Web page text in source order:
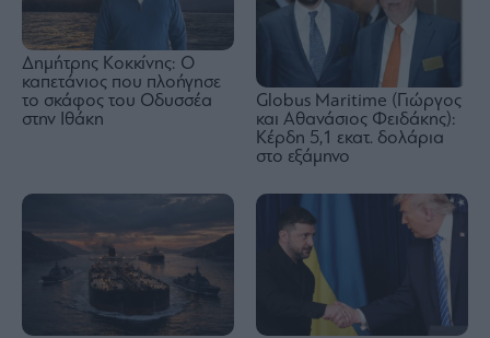
Δημήτρης Κοκκίνης: Ο
καπετάνιος που πλοήγησε
το σκάφος του Οδυσσέα
στην Ιθάκη
Globus Maritime (Γιώργος
και Αθανάσιος Φειδάκης):
Κέρδη 5,1 εκατ. δολάρια
στο εξάμηνο